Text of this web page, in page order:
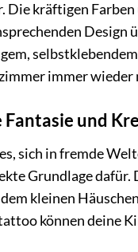
Die kräftigen
Design
immer wieder
Fantasie und
sich in fremde
Grundlage
kleinen
können deine